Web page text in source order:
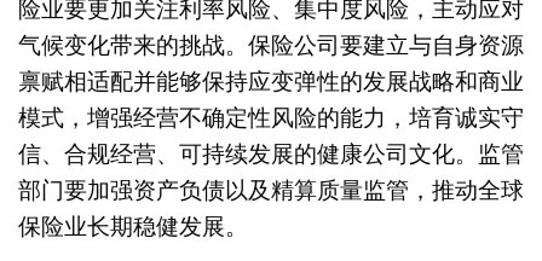
险业要更加关注利率风险、集中度风险，主动应对
气候变化带来的挑战。保险公司要建立与自身资源
禀赋相适配并能够保持应变弹性的发展战略和商业
模式，增强经营不确定性风险的能力，培育诚实守
信、合规经营、可持续发展的健康公司文化。监管
部门要加强资产负债以及精算质量监管，推动全球
保险业长期稳健发展。